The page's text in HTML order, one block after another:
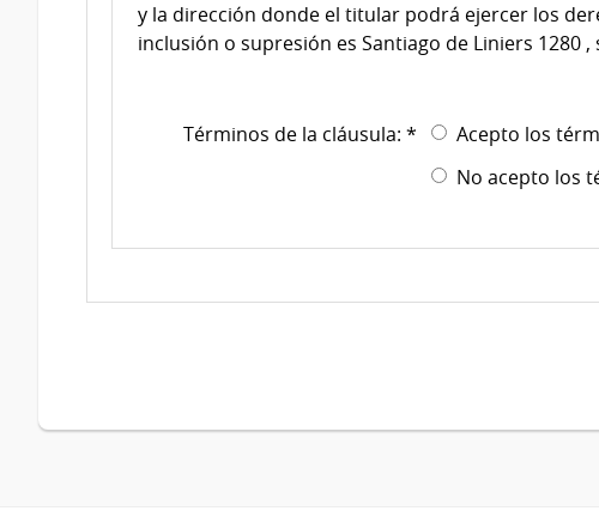
y la dirección donde el titular podrá ejercer los
inclusión o supresión es Santiago de Liniers 1280
Términos de la cláusula: *
Acepto los
No acepto los